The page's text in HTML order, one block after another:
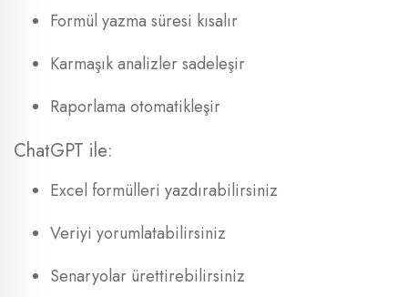
Formül yazma süresi kısalır
Karmaşık analizler sadeleşir
Raporlama otomatikleşir
ChatGPT ile:
Excel formülleri yazdırabilirsiniz
Veriyi yorumlatabilirsiniz
Senaryolar ürettirebilirsiniz